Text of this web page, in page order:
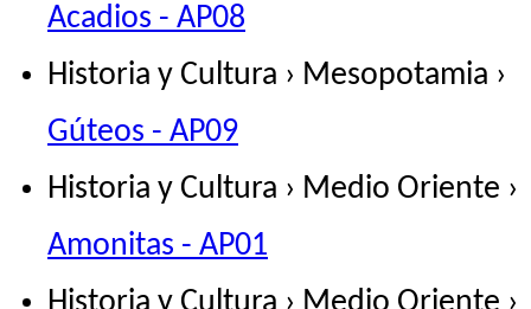
Acadios - AP08
Historia y Cultura › Mesopotamia ›
Gúteos - AP09
Historia y Cultura › Medio Oriente ›
Amonitas - AP01